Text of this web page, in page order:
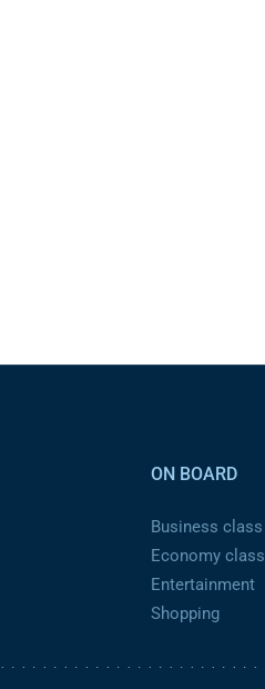
ON BOARD
Business class
Economy class
Entertainment
Shopping